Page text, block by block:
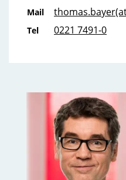
Mail
Tel 0221 7491-0